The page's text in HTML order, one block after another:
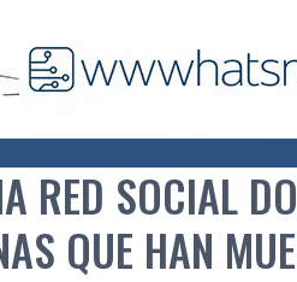
RED SOCIAL
QUE HAN